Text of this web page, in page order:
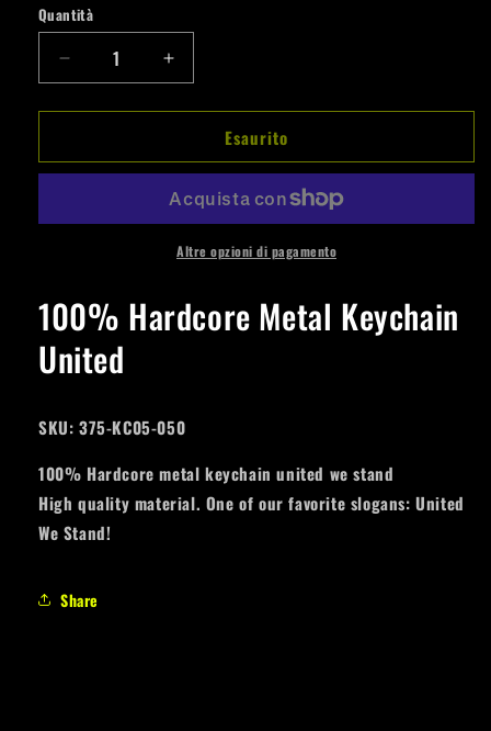
Quantità
Quantità
Diminuisci
quantità
per
Hardcore
United
Aumenta
quantità
per
Hardcore
Keychain
United
Esaurito
Altre opzioni di pagamento
100% Hardcore Metal Keychain
United
SKU: 375-KC05-050
100% Hardcore metal keychain united we stand
High quality material. One of our favorite slogans: United
We Stand!
Share